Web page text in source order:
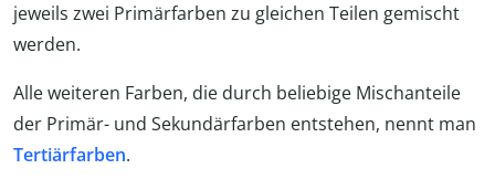
jeweils zwei Primärfarben zu gleichen Teilen gemischt
werden.
Alle weiteren Farben, die durch beliebige Mischanteile
der Primär- und Sekundärfarben entstehen, nennt man
Tertiärfarben.